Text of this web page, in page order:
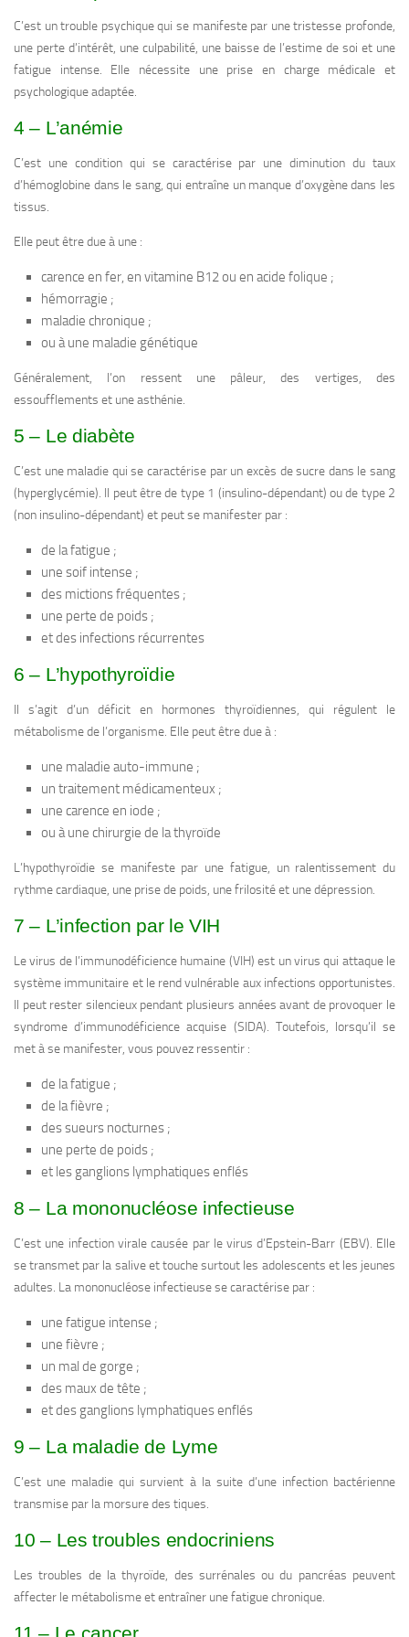
C’est un trouble psychique qui se manifeste par une tristesse profonde,
une perte d’intérêt, une culpabilité, une baisse de l’estime de soi et une
fatigue intense. Elle nécessite une prise en charge médicale et
psychologique adaptée.
4 – L’anémie
C’est une condition qui se caractérise par une diminution du taux
d’hémoglobine dans le sang, qui entraîne un manque d’oxygène dans les
tissus.
Elle peut être due à une :
carence en fer, en vitamine B12 ou en acide folique ;
hémorragie ;
maladie chronique ;
ou à une maladie génétique
Généralement, l’on ressent une pâleur, des vertiges, des
essoufflements et une asthénie.
5 – Le diabète
C’est une maladie qui se caractérise par un excès de sucre dans le sang
(hyperglycémie). Il peut être de type 1 (insulino-dépendant) ou de type 2
(non insulino-dépendant) et peut se manifester par :
de la fatigue ;
une soif intense ;
des mictions fréquentes ;
une perte de poids ;
et des infections récurrentes
6 – L’hypothyroïdie
Il s’agit d’un déficit en hormones thyroïdiennes, qui régulent le
métabolisme de l’organisme. Elle peut être due à :
une maladie auto-immune ;
un traitement médicamenteux ;
une carence en iode ;
ou à une chirurgie de la thyroïde
L’hypothyroïdie se manifeste par une fatigue, un ralentissement du
rythme cardiaque, une prise de poids, une frilosité et une dépression.
7 – L’infection par le VIH
Le virus de l’immunodéficience humaine (VIH) est un virus qui attaque le
système immunitaire et le rend vulnérable aux infections opportunistes.
Il peut rester silencieux pendant plusieurs années avant de provoquer le
syndrome d’immunodéficience acquise (SIDA). Toutefois, lorsqu’il se
met à se manifester, vous pouvez ressentir :
de la fatigue ;
de la fièvre ;
des sueurs nocturnes ;
une perte de poids ;
et les ganglions lymphatiques enflés
8 – La mononucléose infectieuse
C’est une infection virale causée par le virus d’Epstein-Barr (EBV). Elle
se transmet par la salive et touche surtout les adolescents et les jeunes
adultes. La mononucléose infectieuse se caractérise par :
une fatigue intense ;
une fièvre ;
un mal de gorge ;
des maux de tête ;
et des ganglions lymphatiques enflés
9 – La maladie de Lyme
C’est une maladie qui survient à la suite d’une infection bactérienne
transmise par la morsure des tiques.
10 – Les troubles endocriniens
Les troubles de la thyroïde, des surrénales ou du pancréas peuvent
affecter le métabolisme et entraîner une fatigue chronique.